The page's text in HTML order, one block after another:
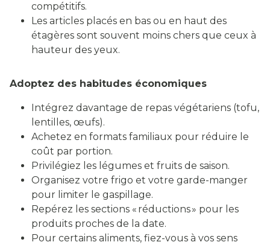
compétitifs.
Les articles placés en bas ou en haut des
étagères sont souvent moins chers que ceux à
hauteur des yeux.
Adoptez des habitudes économiques
Intégrez davantage de repas végétariens (tofu,
lentilles, œufs).
Achetez en formats familiaux pour réduire le
coût par portion.
Privilégiez les légumes et fruits de saison.
Organisez votre frigo et votre garde-manger
pour limiter le gaspillage.
Repérez les sections « réductions » pour les
produits proches de la date.
Pour certains aliments, fiez-vous à vos sens